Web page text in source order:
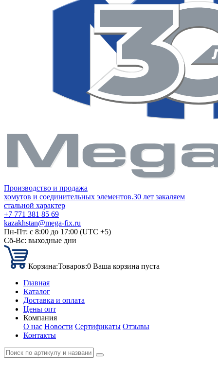
Производство и продажа
хомутов и соединительных элементов.30 лет закаляем
стальной характер
+7 771 381 85 69
kazakhstan@mega-fix.ru
Пн-Пт: с 8:00 до 17:00 (UTC +5)
Сб-Вс: выходные дни
Корзина:Товаров:0 Ваша корзина пуста
Главная
Каталог
Доставка и оплата
Цены опт
Компания
О нас Новости Сертификаты Отзывы
Контакты